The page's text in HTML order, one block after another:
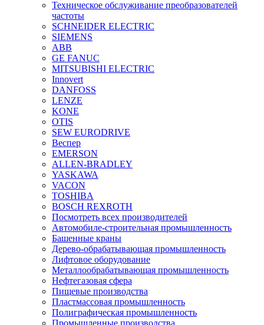
Техническое обслуживание преобразователей
частоты
SCHNEIDER ELECTRIC
SIEMENS
ABB
GE FANUC
MITSUBISHI ELECTRIC
Innovert
DANFOSS
LENZE
KONE
OTIS
SEW EURODRIVE
Веспер
EMERSON
ALLEN-BRADLEY
YASKAWA
VACON
TOSHIBA
BOSCH REXROTH
Посмотреть всех производителей
Автомобиле-строительная промышленность
Башенные краны
Дерево-обрабатывающая промышленность
Лифтовое оборудование
Металлообрабатывающая промышленность
Нефтегазовая сфера
Пищевые производства
Пластмассовая промышленность
Полиграфическая промышленность
Промышленные производства